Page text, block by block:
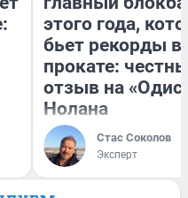
этого года,
бьет рекорды в
прокате:
отзыв на
Нолана
Стас Соколов
Эксперт